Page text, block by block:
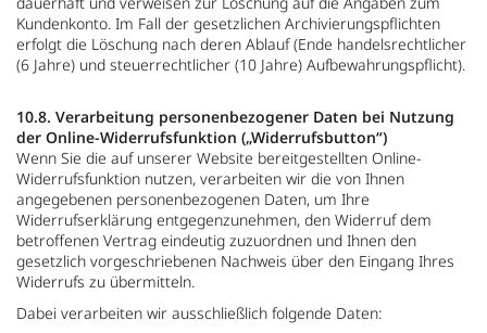
Kundenkonto. Im Fall der gesetzlichen Archivierungspflichten
erfolgt die Löschung nach deren Ablauf (Ende handelsrechtlicher
(6 Jahre) und steuerrechtlicher (10 Jahre) Aufbewahrungspflicht).
10.8. Verarbeitung personenbezogener Daten bei Nutzung
der Online-Widerrufsfunktion („Widerrufsbutton“)
Wenn Sie die auf unserer Website bereitgestellten Online-
Widerrufsfunktion nutzen, verarbeiten wir die von Ihnen
angegebenen personenbezogenen Daten, um Ihre
Widerrufserklärung entgegenzunehmen, den Widerruf dem
betroffenen Vertrag eindeutig zuzuordnen und Ihnen den
gesetzlich vorgeschriebenen Nachweis über den Eingang Ihres
Widerrufs zu übermitteln.
Dabei verarbeiten wir ausschließlich folgende Daten: